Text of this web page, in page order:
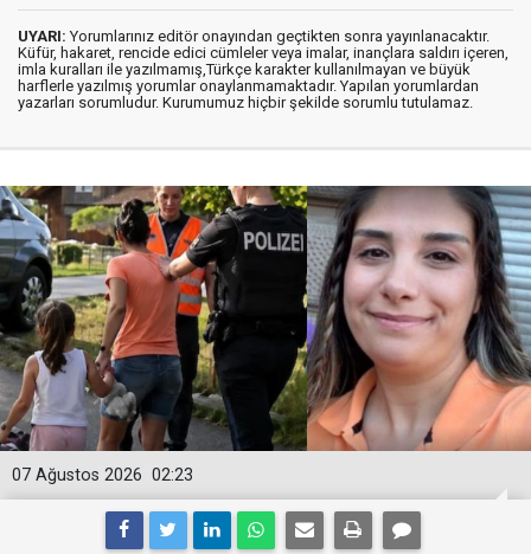
UYARI: Yorumlarınız editör onayından geçtikten sonra yayınlanacaktır.
Küfür, hakaret, rencide edici cümleler veya imalar, inançlara saldırı içeren,
imla kuralları ile yazılmamış,Türkçe karakter kullanılmayan ve büyük
harflerle yazılmış yorumlar onaylanmamaktadır. Yapılan yorumlardan
yazarları sorumludur. Kurumumuz hiçbir şekilde sorumlu tutulamaz.
02:23
07 Ağustos 2026